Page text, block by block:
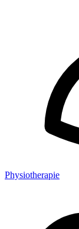
Physiotherapie